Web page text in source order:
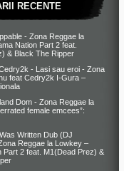
RECENTE
- Zona Reggae la
Nation Part 2 feat.
& Black The Ripper
- Lasi sau eroi - Zona
feat Cedry2k I-Gura –
Dom - Zona Reggae la
female emcees”:
Written Dub (DJ
Reggae la Lowkey –
Part 2 feat. M1(Dead Prez) &